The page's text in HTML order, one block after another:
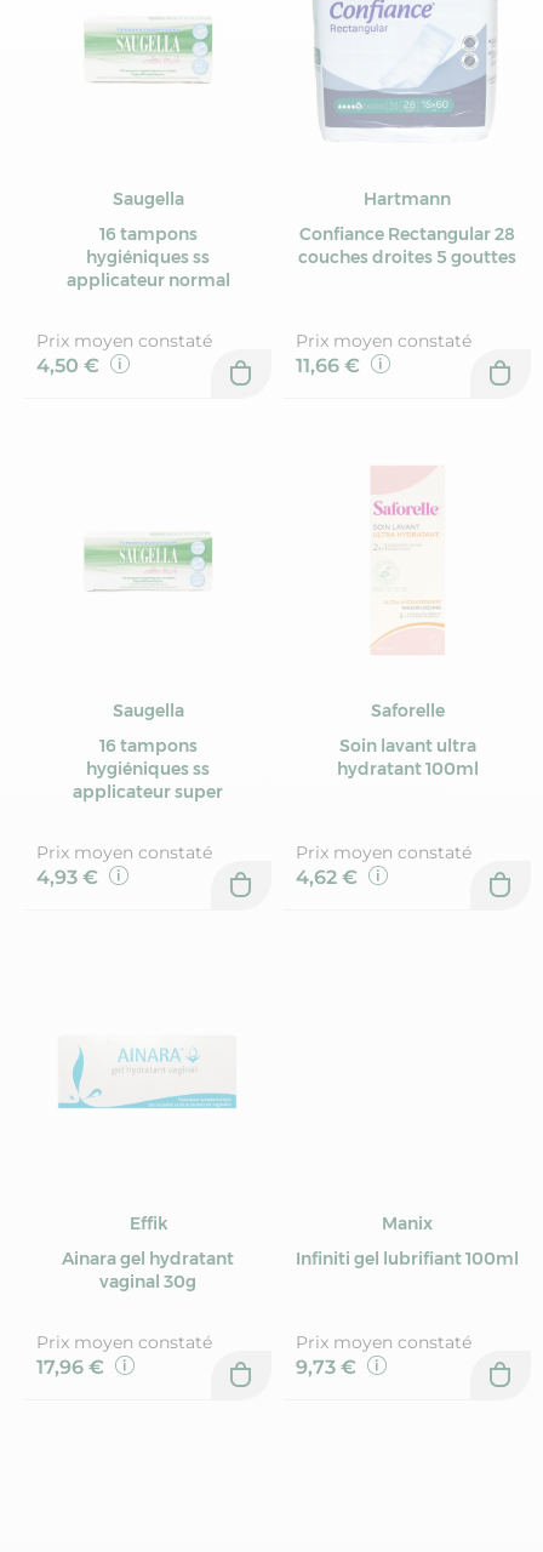
Saugella
16 tampons
hygiéniques ss
applicateur normal
Prix moyen constaté
4,50 €
Hartmann
Confiance Rectangular 28
couches droites 5 gouttes
Prix moyen constaté
11,66 €
Saugella
16 tampons
hygiéniques ss
applicateur super
Prix moyen constaté
4,93 €
Saforelle
Soin lavant ultra
hydratant 100ml
Prix moyen constaté
4,62 €
Effik
Ainara gel hydratant
vaginal 30g
Prix moyen constaté
17,96 €
Manix
Infiniti gel lubrifiant 100ml
Prix moyen constaté
9,73 €